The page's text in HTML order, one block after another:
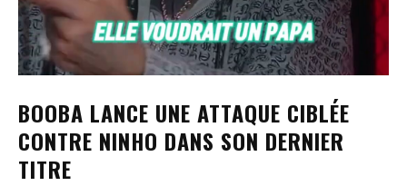
BOOBA LANCE UNE ATTAQUE CIBLÉE
CONTRE NINHO DANS SON DERNIER
TITRE